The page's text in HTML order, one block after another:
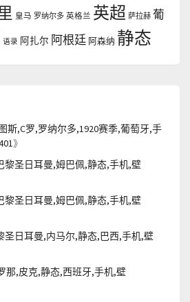
皇马 罗纳尔多 英格兰 英超 萨拉赫 葡
语录 阿扎尔 阿根廷 阿森纳 静态
斯,C罗,罗纳尔多,1920赛季,葡萄牙,手
》
黎圣日耳曼,姆巴佩,静态,手机,壁
黎圣日耳曼,姆巴佩,静态,手机,壁
圣日耳曼,内马尔,静态,巴西,手机,壁
那,皮克,静态,西班牙,手机,壁